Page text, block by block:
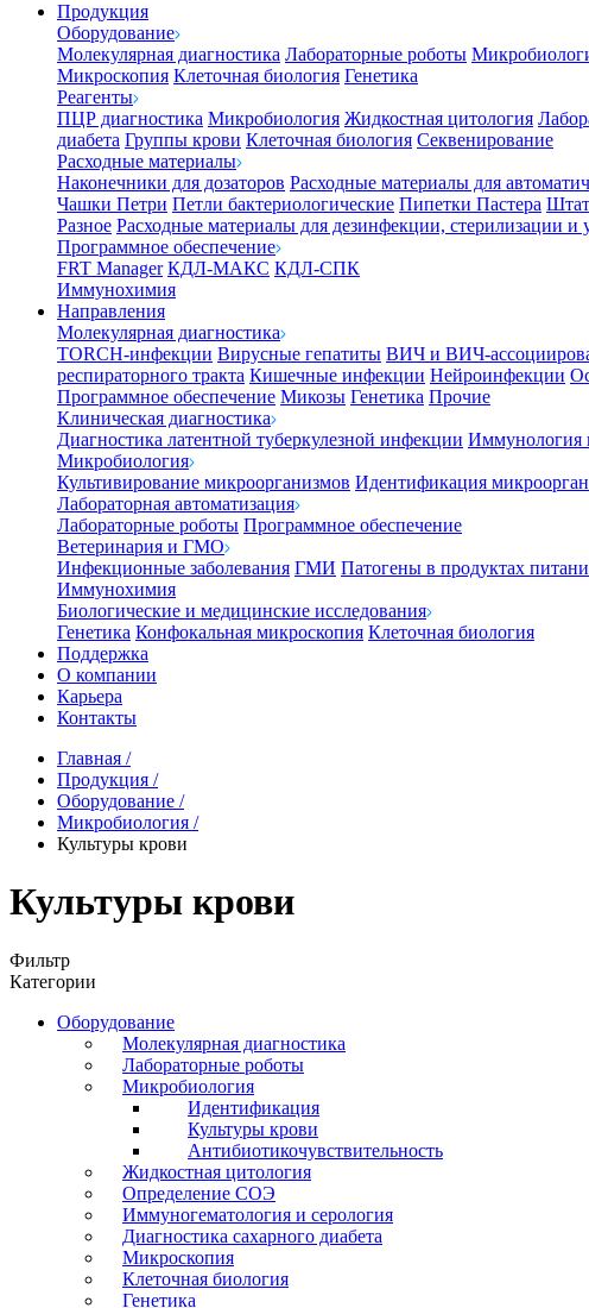
Продукция
Оборудование
Молекулярная диагностика Лабораторные роботы
Микроскопия Клеточная биология Генетика
Реагенты
ПЦР диагностика Микробиология Жидкостная цитология
диабета Группы крови Клеточная биология Секвенирование
Расходные материалы
Наконечники для дозаторов Расходные материалы для
Чашки Петри Петли бактериологические Пипетки Пастера
Разное Расходные материалы для дезинфекции, стерилизации и
Программное обеспечение
FRT Manager КДЛ-МАКС КДЛ-СПК
Иммунохимия
Направления
Молекулярная диагностика
TORCH-инфекции Вирусные гепатиты ВИЧ и ВИЧ-
респираторного тракта Кишечные инфекции Нейроинфекции
Программное обеспечение Микозы Генетика Прочие
Клиническая диагностика
Диагностика латентной туберкулезной инфекции Иммунология
Микробиология
Культивирование микроорганизмов Идентификация
Лабораторная автоматизация
Лабораторные роботы Программное обеспечение
Ветеринария и ГМО
Инфекционные заболевания ГМИ Патогены в продуктах
Иммунохимия
Биологические и медицинские исследования
Генетика Конфокальная микроскопия Клеточная биология
Поддержка
О компании
Карьера
Контакты
Главная /
Продукция /
Оборудование /
Микробиология /
Культуры крови
Культуры крови
Фильтр
Категории
Оборудование
Молекулярная диагностика
Лабораторные роботы
Микробиология
Идентификация
Культуры крови
Антибиотикочувствительность
Жидкостная цитология
Определение СОЭ
Иммуногематология и серология
Диагностика сахарного диабета
Микроскопия
Клеточная биология
Генетика